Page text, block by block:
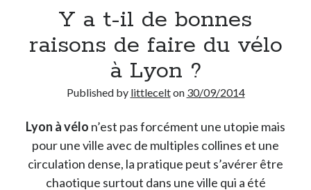
Y a t-il de bonnes
raisons de faire du vélo
à Lyon ?
Published by littlecelton 30/09/2014
Lyon à vélo n’est pas forcément une utopie mais
pour une ville avec de multiples collines et une
circulation dense, la pratique peut s’avérer être
chaotique surtout dans une ville qui a été